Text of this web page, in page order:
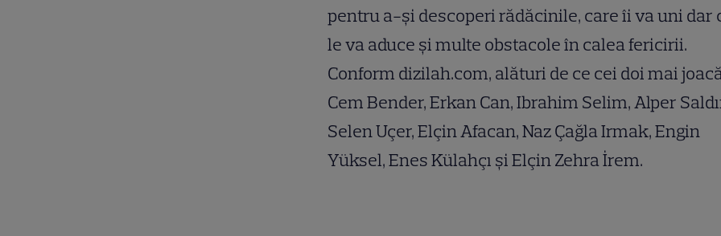
pentru a-și descoperi rădăcinile, care îi va uni dar
le va aduce și multe obstacole în calea fericirii.
Conform dizilah.com, alături de ce cei doi mai
Cem Bender, Erkan Can, Ibrahim Selim, Alper
Selen Uçer, Elçin Afacan, Naz Çağla Irmak, Engin
Yüksel, Enes Külahçı și Elçin Zehra İrem.